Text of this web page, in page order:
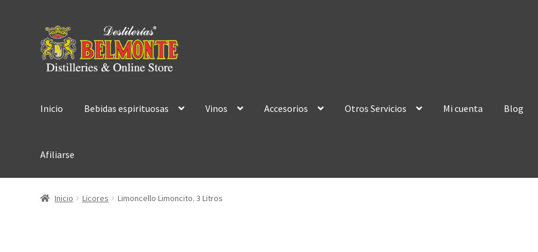
Ir
a
la
Ir
al
contenido
Inicio Bebidas espirituosas Vinos Accesorios Otros Servicios Mi cuenta Blog
Afiliarse
Inicio Licores Limoncello Limoncito. 3 Litros